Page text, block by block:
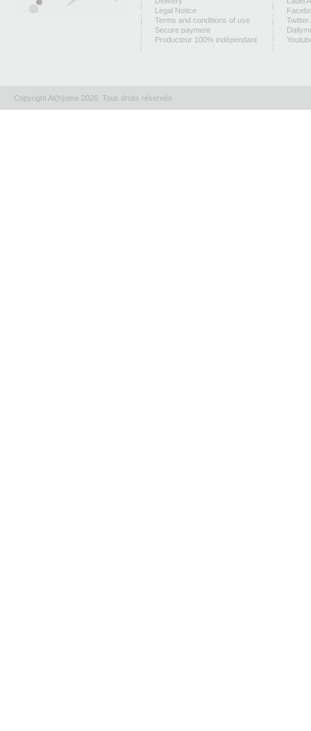
Legal Notice
Terms and conditions of use
Secure payment
Producteur 100% indépendant
Twitter
Copyright At(h)ome 2026. Tous droits réservés